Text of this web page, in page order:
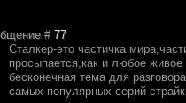
# 77
Сталкер-это частичка
просыпается,как и любое
бесконечная тема для
самых популярных серий